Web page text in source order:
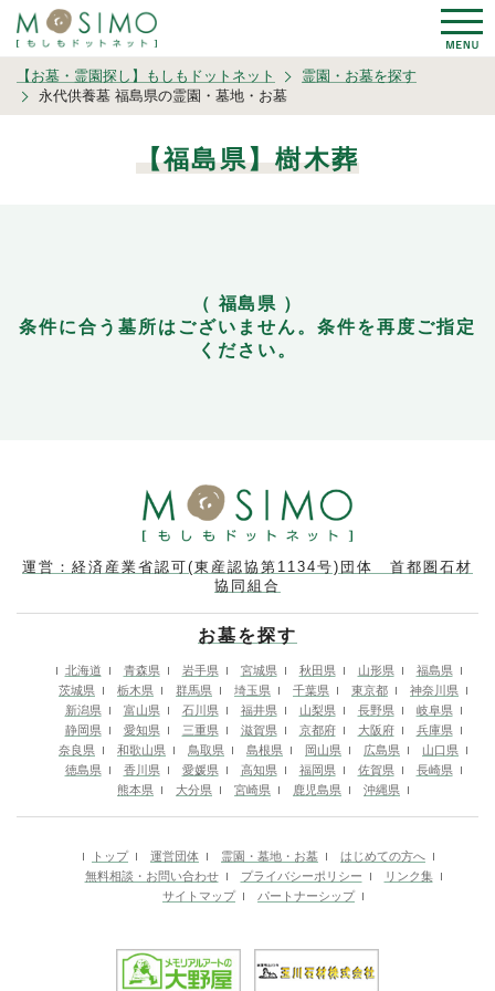
【お墓・霊園探し】もしもドットネット
霊園・お墓を探す
永代供養墓 福島県の霊園・墓地・お墓
【福島県】樹木葬
（ 福島県 ）
条件に合う墓所はございません。条件を再度ご指定
ください。
運営：経済産業省認可(東産認協第1134号)団体 首都圏石材
協同組合
お墓を探す
北海道 青森県 岩手県 宮城県 秋田県 山形県
福島県
茨城県
栃木県 群馬県 埼玉県 千葉県 東京都
神奈川県
新潟県
富山県 石川県 福井県 山梨県 長野県
岐阜県
静岡県
愛知県 三重県 滋賀県 京都府 大阪府
兵庫県
奈良県
和歌山県 鳥取県 島根県 岡山県 広島県
山口県
徳島県
香川県 愛媛県 高知県 福岡県 佐賀県
長崎県
熊本県
大分県 宮崎県 鹿児島県 沖縄県
トップ 運営団体 霊園・墓地・お墓
はじめての方へ
無料相談・お問い合わせ
プライバシーポリシー
リンク集
サイトマップ
パートナーシップ